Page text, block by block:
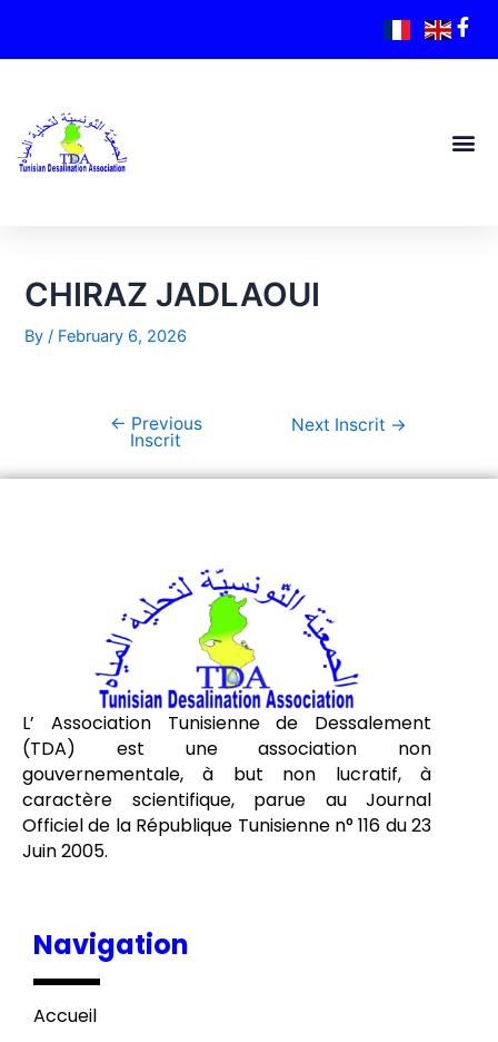
CHIRAZ JADLAOUI
By/ February 6, 2026
← Previous
Inscrit
Next Inscrit →
L’ Association Tunisienne de Dessalement
(TDA) est une association non
gouvernementale, à but non lucratif, à
caractère scientifique, parue au Journal
Officiel de la République Tunisienne n° 116 du 23
Juin 2005.
Navigation
Accueil